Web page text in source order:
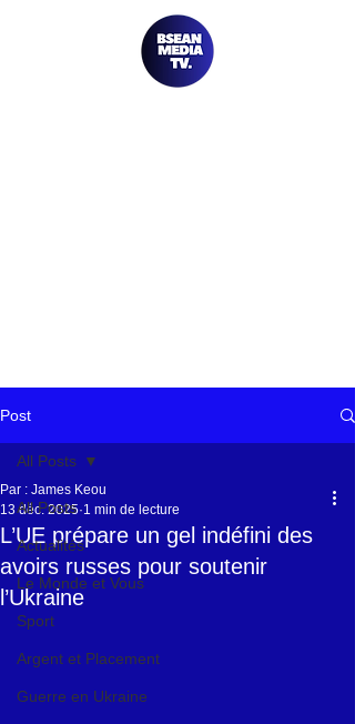
Post
All Posts
Actualités
Le Monde et Vous
Sport
Argent et Placement
Guerre en Ukraine
All Posts
L’UE prépare un gel indéfini des
avoirs russes pour soutenir
l’Ukraine
Par : James Keou
13 déc. 2025 1 min de lecture